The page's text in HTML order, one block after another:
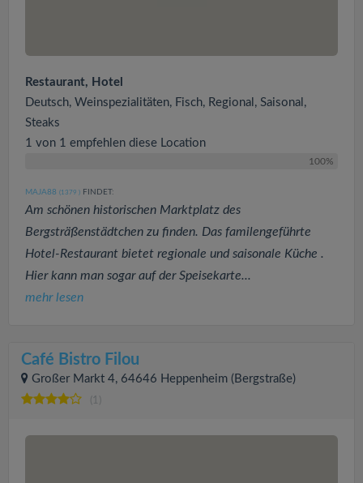
Restaurant, Hotel
Deutsch, Weinspezialitäten, Fisch, Regional, Saisonal,
Steaks
1 von 1 empfehlen diese Location
100%
MAJA88 (1379 ) FINDET:
Am schönen historischen Marktplatz des
Bergsträßenstädtchen zu finden. Das familengeführte
Hotel-Restaurant bietet regionale und saisonale Küche .
Hier kann man sogar auf der Speisekarte...
mehr lesen
Café Bistro Filou
Großer Markt 4, 64646 Heppenheim (Bergstraße)
(1)